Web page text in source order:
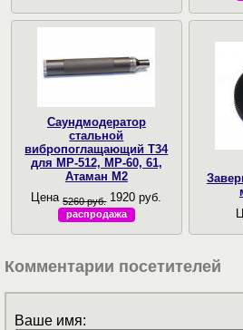
Саундмодератор
стальной
вибропоглащающий T34
для МР-512, МР-60, 61,
Атаман М2
Цена5260 руб. 1920 руб.
распродажа
Комментарии посетителей
Ваше имя: